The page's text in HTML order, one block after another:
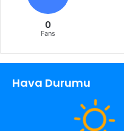
0
Fans
Hava Durumu